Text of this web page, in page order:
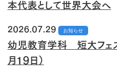
本代表として世界大会へ
2026.07.29 お知らせ
幼児教育学科 短大フェス
月１９日）